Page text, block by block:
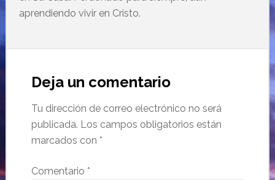
aprendiendo vivir en Cristo.
Deja un comentario
Tu dirección de correo electrónico no será
publicada. Los campos obligatorios están
marcados con *
Comentario *